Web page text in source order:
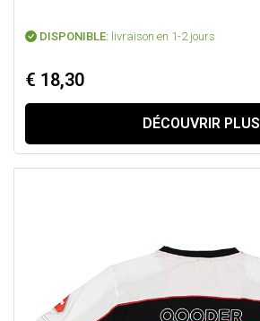
DISPONIBLE: livraison en 1-2 jours
€ 18,30
DÉCOUVRIR PLUS